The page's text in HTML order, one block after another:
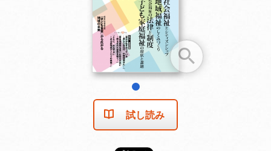
試し読み